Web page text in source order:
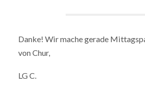
Danke! Wir mache gerade
von Chur,
LG C.